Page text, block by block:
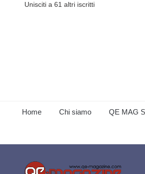
Unisciti a 61 altri iscritti
Home Chi siamo QE MAG